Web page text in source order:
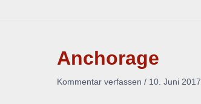
Anchorage
Kommentar verfassen / 10. Juni 2017